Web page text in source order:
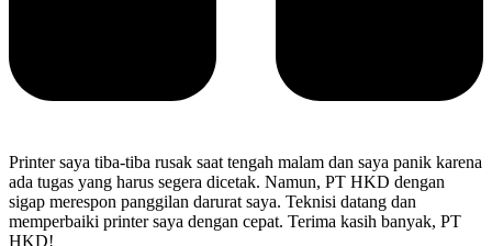
Printer saya tiba-tiba rusak saat tengah malam dan saya panik karena
ada tugas yang harus segera dicetak. Namun, PT HKD dengan
sigap merespon panggilan darurat saya. Teknisi datang dan
memperbaiki printer saya dengan cepat. Terima kasih banyak, PT
HKD!